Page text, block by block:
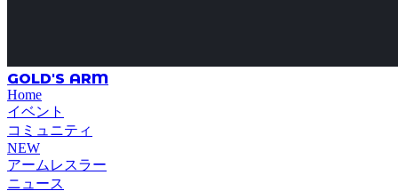
GOLD'S ARM
Home
イベント
コミュニティ
NEW
アームレスラー
ニュース